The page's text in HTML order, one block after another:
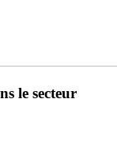
le secteur